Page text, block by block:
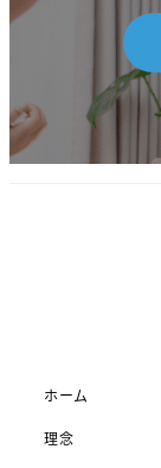
ホーム
理念